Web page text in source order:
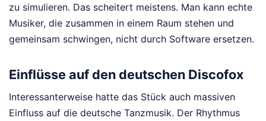
zu simulieren. Das scheitert meistens. Man kann echte
Musiker, die zusammen in einem Raum stehen und
gemeinsam schwingen, nicht durch Software ersetzen.
Einflüsse auf den deutschen Discofox
Interessanterweise hatte das Stück auch massiven
Einfluss auf die deutsche Tanzmusik. Der Rhythmus